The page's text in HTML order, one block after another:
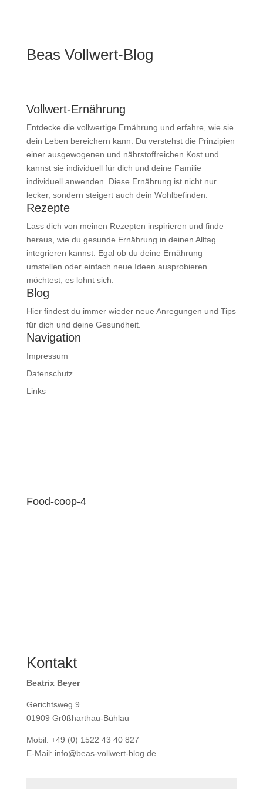
Beas Vollwert-Blog
Vollwert-Ernährung
Entdecke die vollwertige Ernährung und erfahre, wie sie
dein Leben bereichern kann. Du verstehst die Prinzipien
einer ausgewogenen und nährstoffreichen Kost und
kannst sie individuell für dich und deine Familie
individuell anwenden. Diese Ernährung ist nicht nur
lecker, sondern steigert auch dein Wohlbefinden.
Rezepte
Lass dich von meinen Rezepten inspirieren und finde
heraus, wie du gesunde Ernährung in deinen Alltag
integrieren kannst. Egal ob du deine Ernährung
umstellen oder einfach neue Ideen ausprobieren
möchtest, es lohnt sich.
Blog
Hier findest du immer wieder neue Anregungen und Tips
für dich und deine Gesundheit.
Navigation
Impressum
Datenschutz
Links
Food-coop-4
Kontakt
Beatrix Beyer
Gerichtsweg 9
01909 Gr0ßharthau-Bühlau
Mobil: +49 (0) 1522 43 40 827
E-Mail: info@beas-vollwert-blog.de